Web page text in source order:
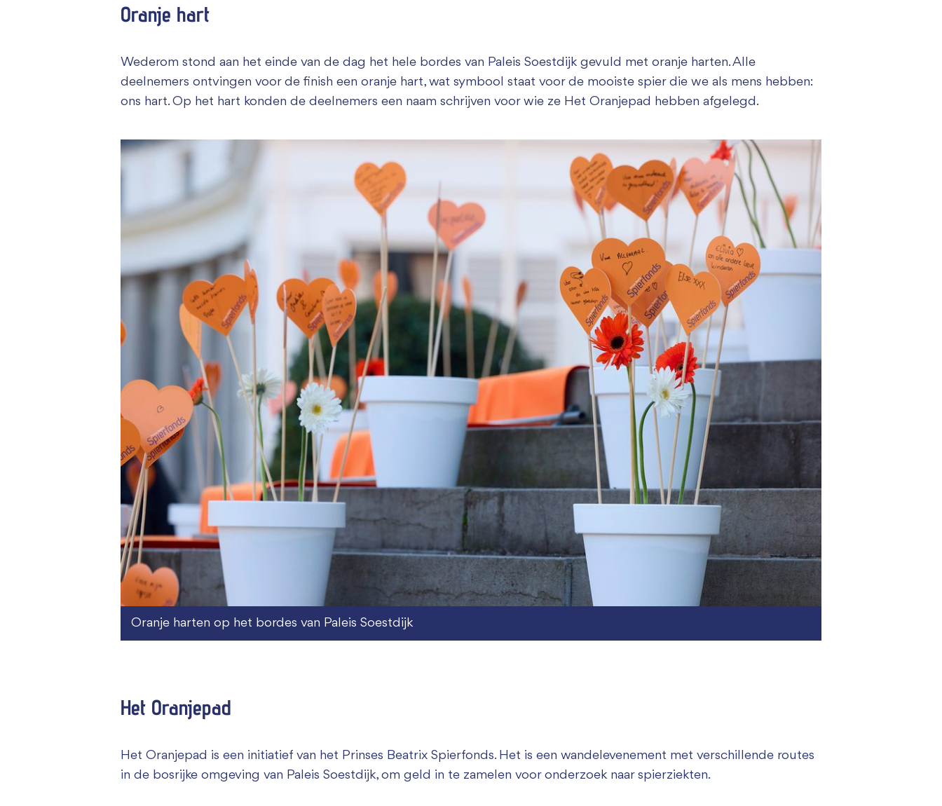
Oranje hart
Wederom stond aan het einde van de dag het hele bordes van Paleis Soestdijk gevuld met oranje harten. Alle
deelnemers ontvingen voor de finish een oranje hart, wat symbool staat voor de mooiste spier die we als mens hebben:
ons hart. Op het hart konden de deelnemers een naam schrijven voor wie ze Het Oranjepad hebben afgelegd.
Oranje harten op het bordes van Paleis Soestdijk
Het Oranjepad
Het Oranjepad is een initiatief van het Prinses Beatrix Spierfonds. Het is een wandelevenement met verschillende routes
in de bosrijke omgeving van Paleis Soestdijk, om geld in te zamelen voor onderzoek naar spierziekten.